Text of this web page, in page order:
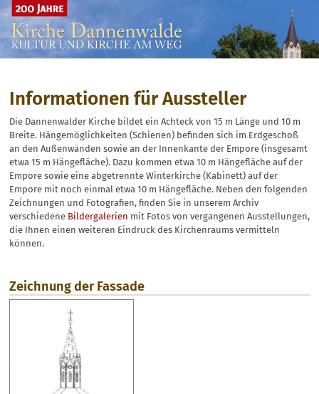
…
Informationen für Aussteller
Die Dannenwalder Kirche bildet ein Achteck von 15 m Länge und 10 m
Breite. Hängemöglichkeiten (Schienen) befinden sich im Erdgeschoß
an den Außenwänden sowie an der Innenkante der Empore (insgesamt
etwa 15 m Hängefläche). Dazu kommen etwa 10 m Hängefläche auf der
Empore sowie eine abgetrennte Winterkirche (Kabinett) auf der
Empore mit noch einmal etwa 10 m Hängefläche. Neben den folgenden
Zeichnungen und Fotografien, finden Sie in unserem Archiv
verschiedene Bildergalerien mit Fotos von vergangenen Ausstellungen,
die Ihnen einen weiteren Eindruck des Kirchenraums vermitteln
können.
Zeichnung der Fassade